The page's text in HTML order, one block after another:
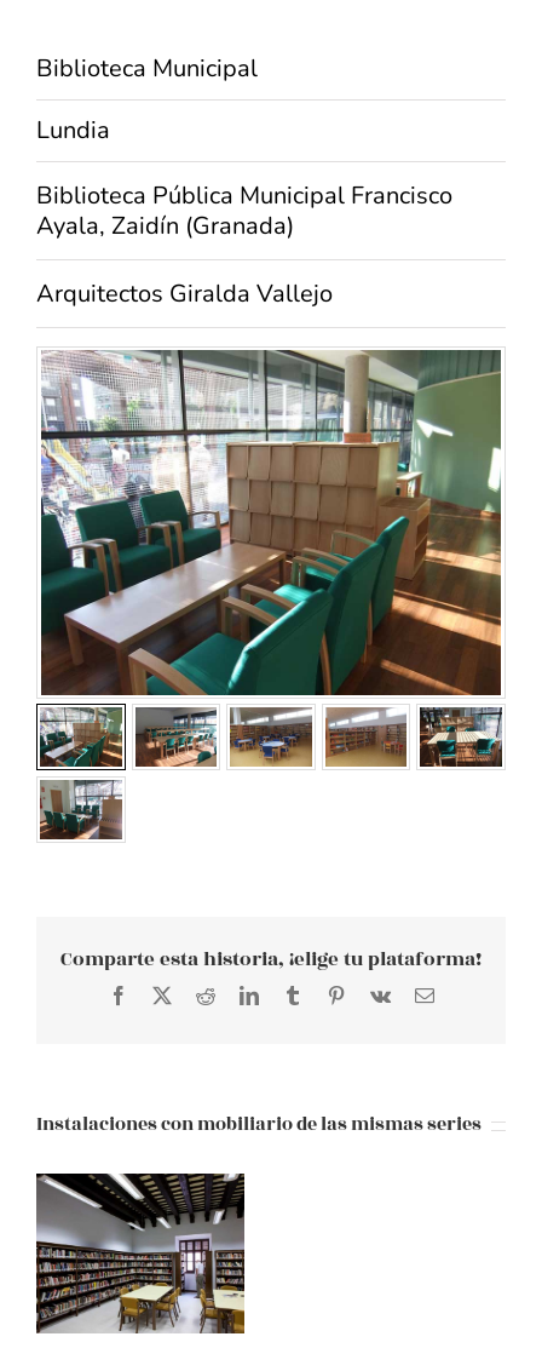
Biblioteca Municipal
Lundia
Biblioteca Pública Municipal Francisco
Ayala, Zaidín (Granada)
Arquitectos Giralda Vallejo
Comparte esta historia, ¡elige tu plataforma!
Facebook
X RedditLinkedInTumblrPinterest
Vk
Correo
Instalaciones con mobiliario de las mismas series